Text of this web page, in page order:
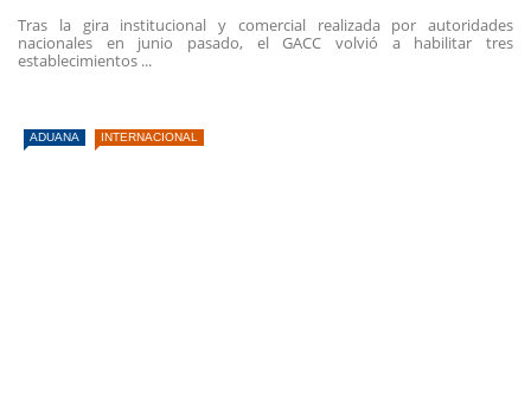
Tras la gira institucional y comercial realizada por autoridades
nacionales en junio pasado, el GACC volvió a habilitar tres
establecimientos ...
ADUANA INTERNACIONAL